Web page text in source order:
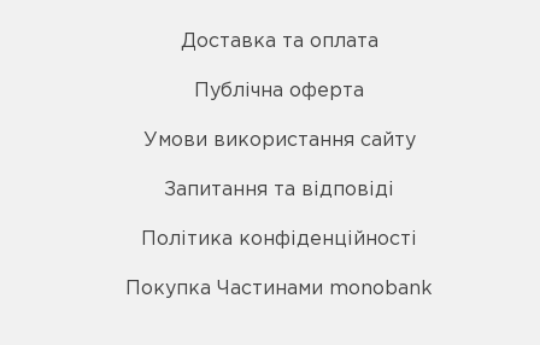
Доставка та оплата
Публічна оферта
Умови використання сайту
Запитання та відповіді
Політика конфіденційності
Покупка Частинами monobank